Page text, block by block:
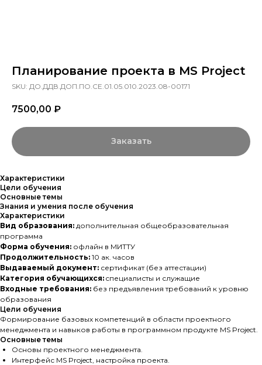
Планирование проекта в MS Project
SKU: ДО.ДДВ.ДОП.ПО.СЕ.01.05.010.2023.08-00171
7500,00 ₽
Заказать
Характеристики
Цели обучения
Основные темы
Знания и умения после обучения
Характеристики
Вид образования: дополнительная общеобразовательная
программа
Форма обучения: офлайн в МИТТУ
Продолжительность: 10 ак. часов
Выдаваемый документ: сертификат (без аттестации)
Категория обучающихся: cпециалисты и служащие
Входные требования: без предъявления требований к уровню
образования
Цели обучения
Формирование базовых компетенций в области проектного
менеджмента и навыков работы в программном продукте MS Project.
Основные темы
Основы проектного менеджмента.
Интерфейс MS Project, настройка проекта.